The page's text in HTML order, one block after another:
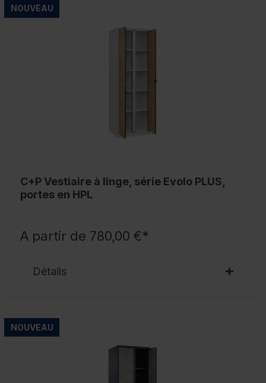
NOUVEAU
C+P Vestiaire à linge, série Evolo PLUS,
portes en HPL
A partir de 780,00 €*
Détails
NOUVEAU